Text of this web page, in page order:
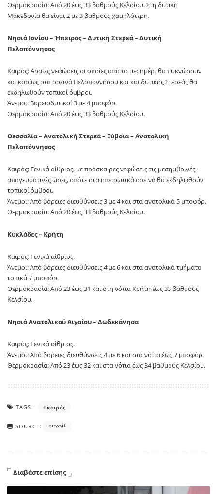
Θερμοκρασία: Από 20 έως 33 βαθμούς Κελσίου. Στη δυτική
Μακεδονία θα είναι 2 με 3 βαθμούς χαμηλότερη.
Νησιά Ιονίου – Ήπειρος – Δυτική Στερεά – Δυτική
Πελοπόννησος
Καιρός: Αραιές νεφώσεις οι οποίες από το μεσημέρι θα πυκνώσουν
και κυρίως στα ορεινά Πελοποννήσου και και δυτικής Στερεάς θα
εκδηλωθούν τοπικοί όμβροι.
Άνεμοι: Βορειοδυτικοί 3 με 4 μποφόρ.
Θερμοκρασία: Από 20 έως 33 βαθμούς Κελσίου.
Θεσσαλία – Ανατολική Στερεά – Εύβοια – Ανατολική
Πελοπόννησος
Καιρός: Γενικά αίθριος, με πρόσκαιρες νεφώσεις τις μεσημβρινές –
απογευματινές ώρες, οπότε στα ηπειρωτικά ορεινά θα εκδηλωθούν
τοπικοί όμβροι.
Άνεμοι: Από βόρειες διευθύνσεις 3 με 4 και στα ανατολικά 5 μποφόρ.
Θερμοκρασία: Από 20 έως 33 βαθμούς Κελσίου.
Κυκλάδες – Κρήτη
Καιρός: Γενικά αίθριος.
Άνεμοι: Από βόρειες διευθύνσεις 4 με 6 και στα ανατολικά τμήματα
τοπικά 7 μποφόρ.
Θερμοκρασία: Από 23 έως 31 και στη νότια Κρήτη έως 33 βαθμούς
Κελσίου.
Νησιά Ανατολικού Αιγαίου – Δωδεκάνησα
Καιρός: Γενικά αίθριος.
Άνεμοι: Από βόρειες διευθύνσεις 4 με 6 και στα νότια έως 7 μποφόρ.
Θερμοκρασία: Από 23 έως 32 και στα νότια έως 34 βαθμούς Κελσίου.
TAGS: καιρός
SOURCE: newsit
Διαβάστε επίσης